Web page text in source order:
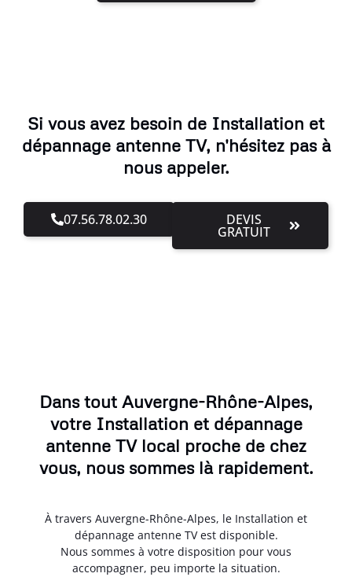
Si vous avez besoin de Installation et
dépannage antenne TV, n'hésitez pas à
nous appeler.
07.56.78.02.30 DEVIS
GRATUIT
Dans tout Auvergne-Rhône-Alpes,
votre Installation et dépannage
antenne TV local proche de chez
vous, nous sommes là rapidement.
À travers Auvergne-Rhône-Alpes, le Installation et
dépannage antenne TV est disponible.
Nous sommes à votre disposition pour vous
accompagner, peu importe la situation.